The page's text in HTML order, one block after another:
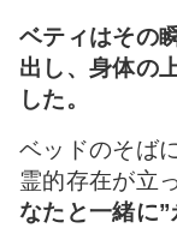
ベティはその
出し、身体の
した。
ベッドのそば
霊的存在が立
なたと一緒に”